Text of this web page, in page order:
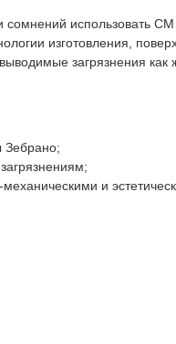
сомнений использовать
изготовления,
загрязнения как
Зебрано;
и